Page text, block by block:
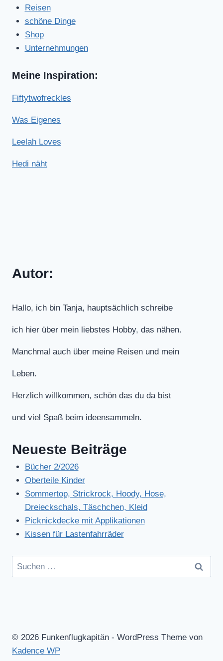
Reisen
schöne Dinge
Shop
Unternehmungen
Meine Inspiration:
Fiftytwofreckles
Was Eigenes
Leelah Loves
Hedi näht
Autor:
Hallo, ich bin Tanja, hauptsächlich schreibe
ich hier über mein liebstes Hobby, das nähen.
Manchmal auch über meine Reisen und mein
Leben.
Herzlich willkommen, schön das du da bist
und viel Spaß beim ideensammeln.
Neueste Beiträge
Bücher 2/2026
Oberteile Kinder
Sommertop, Strickrock, Hoody, Hose,
Dreieckschals, Täschchen, Kleid
Picknickdecke mit Applikationen
Kissen für Lastenfahrräder
Suchen
nach:
© 2026 Funkenflugkapitän - WordPress Theme von
Kadence WP